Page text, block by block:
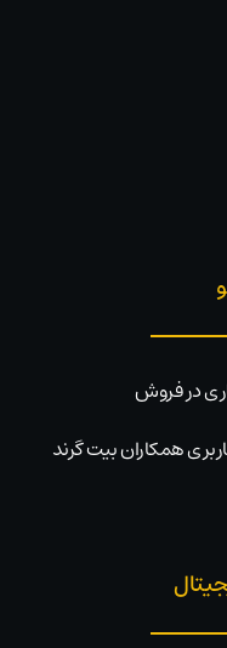
در فروش
همکاران بیت گرند